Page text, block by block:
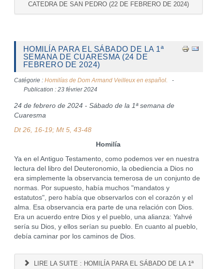
CATEDRA DE SAN PEDRO (22 DE FEBRERO DE 2024)
HOMILÍA PARA EL SÁBADO DE LA 1ª
SEMANA DE CUARESMA (24 DE
FEBRERO DE 2024)
Catégorie : Homilías de Dom Armand Veilleux en español.
Publication : 23 février 2024
24 de febrero de 2024 - Sábado de la 1ª semana de
Cuaresma
Dt 26, 16-19; Mt 5, 43-48
Homilía
Ya en el Antiguo Testamento, como podemos ver en nuestra
lectura del libro del Deuteronomio, la obediencia a Dios no
era simplemente la observancia temerosa de un conjunto de
normas. Por supuesto, había muchos "mandatos y
estatutos", pero había que observarlos con el corazón y el
alma. Esa observancia era parte de una relación con Dios.
Era un acuerdo entre Dios y el pueblo, una alianza: Yahvé
sería su Dios, y ellos serían su pueblo. En cuanto al pueblo,
debía caminar por los caminos de Dios.
LIRE LA SUITE : HOMILÍA PARA EL SÁBADO DE LA 1ª